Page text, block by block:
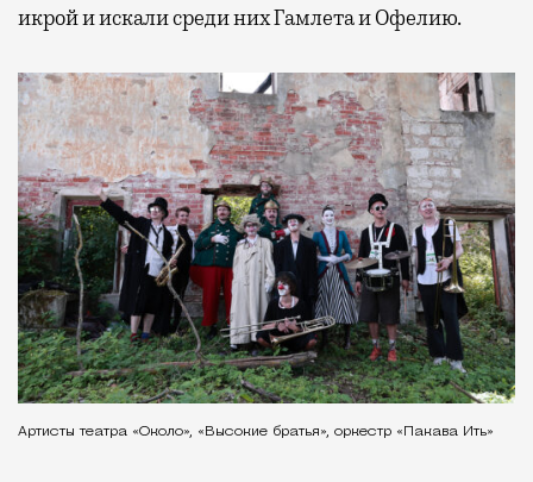
икрой и искали среди них Гамлета и Офелию.
Артисты театра «Около», «Высокие братья», оркестр «Пакава Ить»